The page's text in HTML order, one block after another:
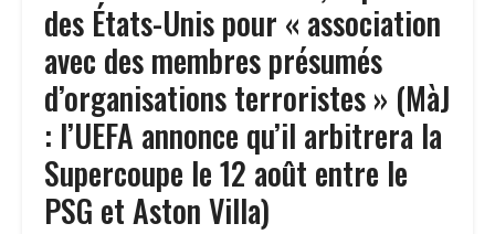
des États-Unis pour « association
avec des membres présumés
d’organisations terroristes » (MàJ
: l’UEFA annonce qu’il arbitrera la
Supercoupe le 12 août entre le
PSG et Aston Villa)